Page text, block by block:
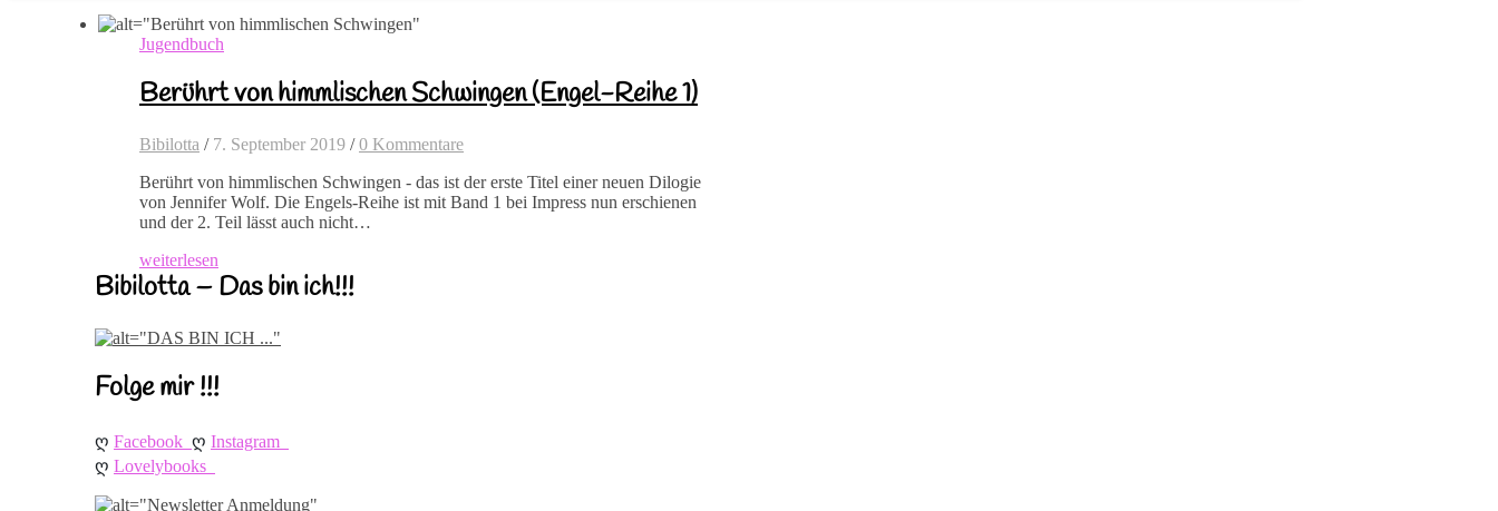
Jugendbuch
Berührt von himmlischen Schwingen (Engel-Reihe 1)
Bibilotta / 7. September 2019 / 0 Kommentare
Berührt von himmlischen Schwingen - das ist der erste Titel einer neuen Dilogie
von Jennifer Wolf. Die Engels-Reihe ist mit Band 1 bei Impress nun erschienen
und der 2. Teil lässt auch nicht…
weiterlesen
Bibilotta – Das bin ich!!!
Folge mir !!!
ღ Facebook ღ Instagram
ღ Lovelybooks